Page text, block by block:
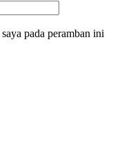
pada peramban ini